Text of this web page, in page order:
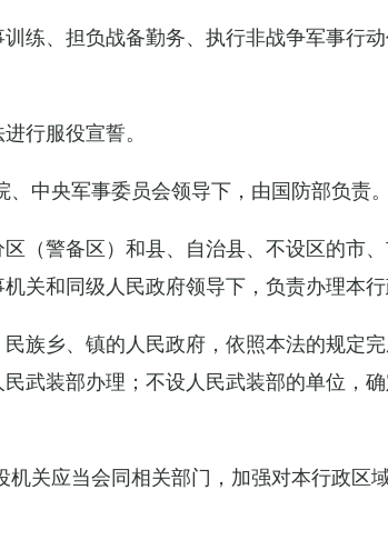
练、担负战备勤务、执行非战争军事行
行服役宣誓。
中央军事委员会领导下，由国防部负责。
（警备区）和县、自治县、不设区的市
关和同级人民政府领导下，负责办理本行
族乡、镇的人民政府，依照本法的规定
武装部办理；不设人民武装部的单位，
关应当会同相关部门，加强对本行政区